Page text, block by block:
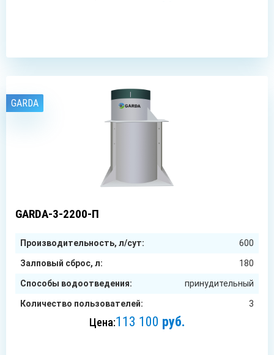
GARDA
GARDA-3-2200-П
Производительность, л/сут: 600
Залповый сброс, л: 180
Способы водоотведения: принудительный
Количество пользователей: 3
Цена:113 100 руб.